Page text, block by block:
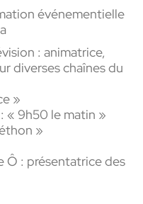
événementielle
: animatrice,
diverses chaînes du
»
« 9h50 le matin »
»
Ô : présentatrice des